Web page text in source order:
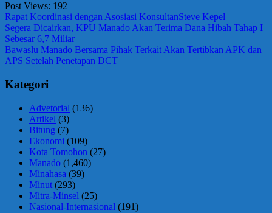
Post Views: 192
Rapat Koordinasi dengan Asosiasi KonsultanSteve Kepel
Navigasi
pos
Previous
Post:
Segera Dicairkan, KPU Manado Akan Terima Dana Hibah Tahap I
Sebesar 6,7 Miliar
Next
Post:
Bawaslu Manado Bersama Pihak Terkait Akan Tertibkan APK dan
APS Setelah Penetapan DCT
Kategori
Advetorial (136)
Artikel (3)
Bitung (7)
Ekonomi (109)
Kota Tomohon (27)
Manado (1,460)
Minahasa (39)
Minut (293)
Mitra-Minsel (25)
Nasional-Internasional (191)